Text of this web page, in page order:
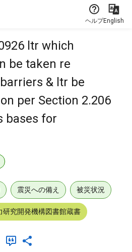
ヘルプEnglish
ltr which
be taken re
& ltr be
per Section 2.206
bases for
震災への備え 被災状況
研究開発機構図書館蔵書